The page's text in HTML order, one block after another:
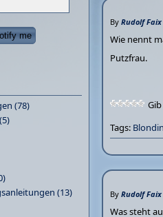
By Rudolf Faix
Wie nennt
Putzfrau.
Tags:
By Rudolf Faix
Was steht
(78)
(5)
(13)